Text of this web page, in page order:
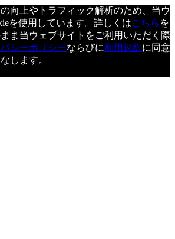
向上やトラフィック解析のため、当ウ
を使用しています。詳しくはこちら を
ま当ウェブサイトをご利用いただく際
シーポリシーならびに利用規約に同意
します。